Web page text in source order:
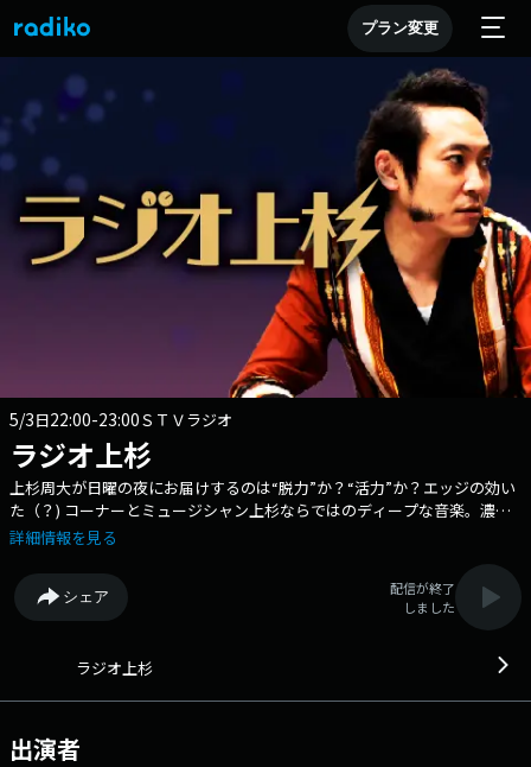
プラン変更
5/3日22:00-23:00ＳＴＶラジオ
ラジオ上杉
上杉周大が日曜の夜にお届けするのは“脱力”か？“活力”か？エッジの効い
た（？) コーナーとミュージシャン上杉ならではのディープな音楽。濃い
めの1 時間にご参加お待ちしております！# ラジウエメール：
@stvradio
詳細情報を見る
シェア
配信が終了
しました
ラジオ上杉
出演者